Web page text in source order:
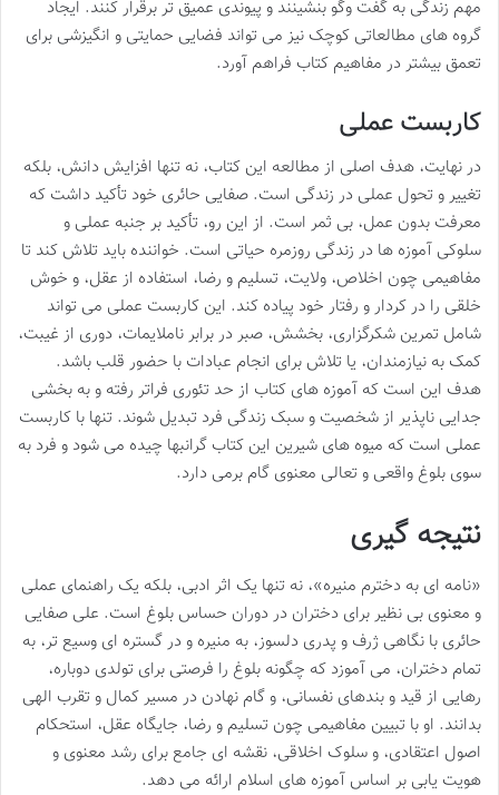
مهم زندگی به گفت وگو بنشینند و پیوندی عمیق تر برقرار کنند. ایجاد
گروه های مطالعاتی کوچک نیز می تواند فضایی حمایتی و انگیزشی برای
تعمق بیشتر در مفاهیم کتاب فراهم آورد.
کاربست عملی
در نهایت، هدف اصلی از مطالعه این کتاب، نه تنها افزایش دانش، بلکه
تغییر و تحول عملی در زندگی است. صفایی حائری خود تأکید داشت که
معرفت بدون عمل، بی ثمر است. از این رو، تأکید بر جنبه عملی و
سلوکی آموزه ها در زندگی روزمره حیاتی است. خواننده باید تلاش کند تا
مفاهیمی چون اخلاص، ولایت، تسلیم و رضا، استفاده از عقل، و خوش
خلقی را در کردار و رفتار خود پیاده کند. این کاربست عملی می تواند
شامل تمرین شکرگزاری، بخشش، صبر در برابر ناملایمات، دوری از غیبت،
کمک به نیازمندان، یا تلاش برای انجام عبادات با حضور قلب باشد.
هدف این است که آموزه های کتاب از حد تئوری فراتر رفته و به بخشی
جدایی ناپذیر از شخصیت و سبک زندگی فرد تبدیل شوند. تنها با کاربست
عملی است که میوه های شیرین این کتاب گرانبها چیده می شود و فرد به
سوی بلوغ واقعی و تعالی معنوی گام برمی دارد.
نتیجه گیری
«نامه ای به دخترم منیره»، نه تنها یک اثر ادبی، بلکه یک راهنمای عملی
و معنوی بی نظیر برای دختران در دوران حساس بلوغ است. علی صفایی
حائری با نگاهی ژرف و پدری دلسوز، به منیره و در گستره ای وسیع تر، به
تمام دختران، می آموزد که چگونه بلوغ را فرصتی برای تولدی دوباره،
رهایی از قید و بندهای نفسانی، و گام نهادن در مسیر کمال و تقرب الهی
بدانند. او با تبیین مفاهیمی چون تسلیم و رضا، جایگاه عقل، استحکام
اصول اعتقادی، و سلوک اخلاقی، نقشه ای جامع برای رشد معنوی و
هویت یابی بر اساس آموزه های اسلام ارائه می دهد.